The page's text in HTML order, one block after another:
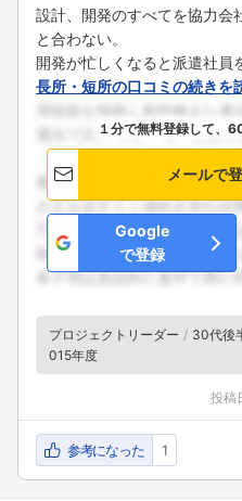
設計、開発のすべてを協力会
と合わない。
開発が忙しくなると派遣社員
長所・短所の口コミの続きを
１分で無料登録して、
メールで
Google
で登録
プロジェクトリーダー 30代後
015年度
投稿
参考になった 1